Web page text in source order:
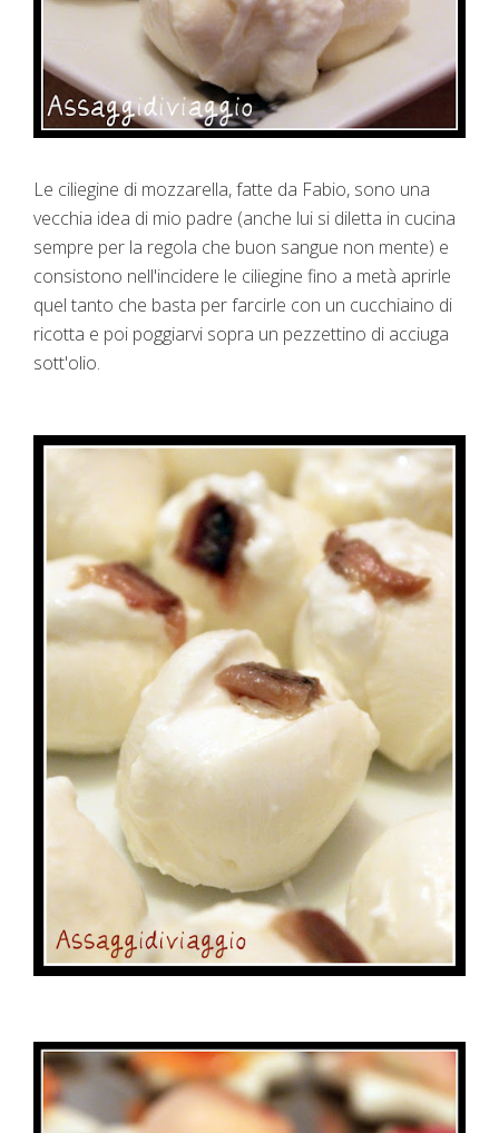
Le ciliegine di mozzarella, fatte da Fabio, sono una
vecchia idea di mio padre (anche lui si diletta in cucina
sempre per la regola che buon sangue non mente) e
consistono nell'incidere le ciliegine fino a metà aprirle
quel tanto che basta per farcirle con un cucchiaino di
ricotta e poi poggiarvi sopra un pezzettino di acciuga
sott'olio.